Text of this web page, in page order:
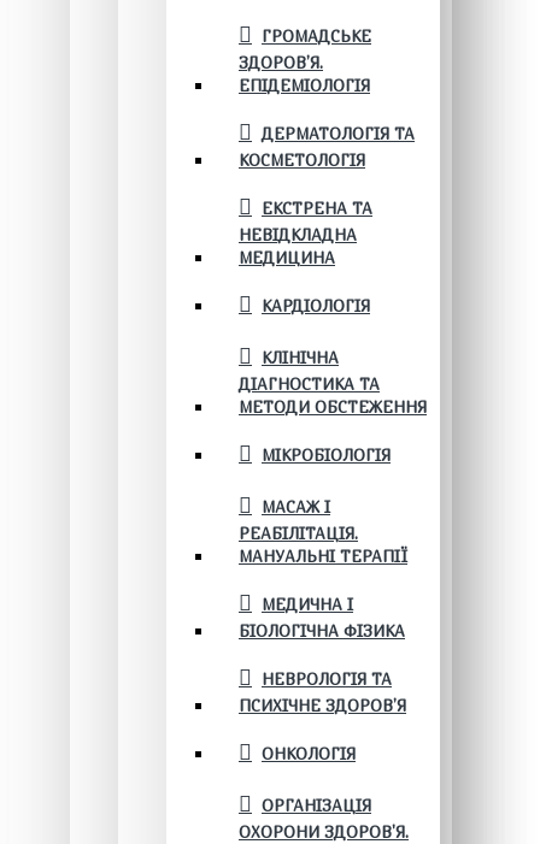
ГРОМАДСЬКЕ
ЗДОРОВ’Я.
ЕПІДЕМІОЛОГІЯ
ДЕРМАТОЛОГІЯ ТА
КОСМЕТОЛОГІЯ
ЕКСТРЕНА ТА
НЕВІДКЛАДНА
МЕДИЦИНА
КАРДІОЛОГІЯ
КЛІНІЧНА
ДІАГНОСТИКА ТА
МЕТОДИ ОБСТЕЖЕННЯ
МІКРОБІОЛОГІЯ
МАСАЖ І
РЕАБІЛІТАЦІЯ.
МАНУАЛЬНІ ТЕРАПІЇ
МЕДИЧНА І
БІОЛОГІЧНА ФІЗИКА
НЕВРОЛОГІЯ ТА
ПСИХІЧНЕ ЗДОРОВ’Я
ОНКОЛОГІЯ
ОРГАНІЗАЦІЯ
ОХОРОНИ ЗДОРОВ'Я.